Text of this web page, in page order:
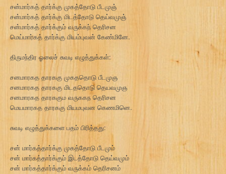
சன்மார்கத் தார்க்கு முகத்தோடு பீடமுஞ்
சன்மார்கத் தார்க்கு மிடத்தோடு தெய்வமுஞ்
சன்மார்கத் தார்க்கும் வருக்கந் தெரிசன
மெய்மார்கத் தார்க்கு மியம்புவன் கேண்மினே.
திருமந்திர ஓலைச் சுவடி எழுத்துக்கள்:
சனமாரகத தாரககு முகததொடு பீடமுஞ
சனமாரகத தாரககு மிடததொடு தெயவமுஞ
சனமாரகத தாரககும வருககந தெரிசன
மெயமாரகத தாரககு மியமபுவன கெணமினெ.
சுவடி எழுத்துக்களை பதம் பிரித்தது:
சன் மார்கத்தார்க்கு முகத்தோடு பீடமும்
சன் மார்கத்தார்க்கும் இடத்தோடு தெய்வமும்
சன் மார்கத்தார்க்கும் வருக்கம் தெரிசனம்